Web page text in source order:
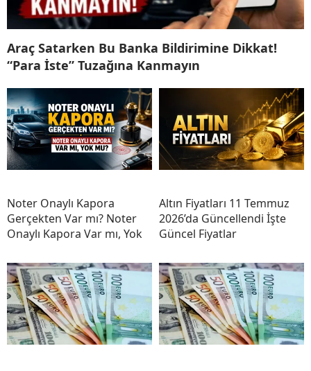
Araç Satarken Bu Banka Bildirimine Dikkat!
“Para İste” Tuzağına Kanmayın
Noter Onaylı Kapora
Gerçekten Var mı? Noter
Onaylı Kapora Var mı, Yok
Altın Fiyatları 11 Temmuz
2026’da Güncellendi İşte
Güncel Fiyatlar